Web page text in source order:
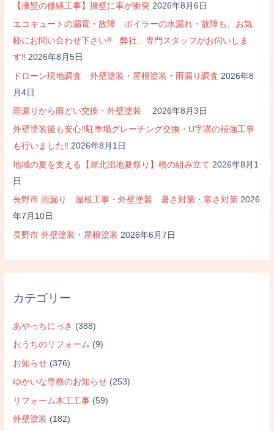
【擁壁の修繕工事】擁壁に車が衝突 2026年8月6日
エコキュートの漏電・故障 ボイラーの水漏れ・故障も、お気
軽にお問い合わせ下さい‼ 弊社、専門スタッフがお伺いしま
す‼ 2026年8月5日
ドローン現地調査 外壁塗装・屋根塗装・雨漏り調査 2026年8
月4日
雨漏りから雨どい交換・外壁塗装 2026年8月3日
外壁塗装後も安心‼駐車場グレーチング交換・U字溝の補強工事
も行いました‼ 2026年8月1日
地域の夏を支える【犀北団地夏祭り】櫓の組み立て 2026年8月1
日
長野市 雨漏り 屋根工事・外壁塗装 暑さ対策・寒さ対策 2026
年7月10日
長野市 外壁塗装・屋根塗装 2026年6月7日
カテゴリー
あやっちにっき (388)
おうちのリフォーム (9)
お知らせ (376)
ゆかいな専務のお知らせ (253)
リフォーム木工工事 (59)
外壁塗装 (182)